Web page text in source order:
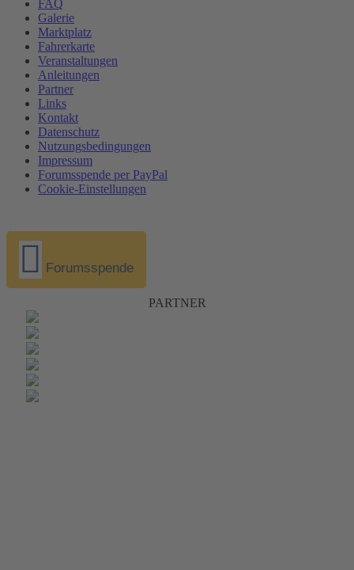
FAQ
Galerie
Marktplatz
Fahrerkarte
Veranstaltungen
Anleitungen
Partner
Links
Kontakt
Datenschutz
Nutzungsbedingungen
Impressum
Forumsspende per PayPal
Cookie-Einstellungen
Forumsspende
PARTNER